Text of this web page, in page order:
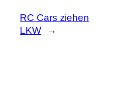
RC Cars ziehen
LKW
→